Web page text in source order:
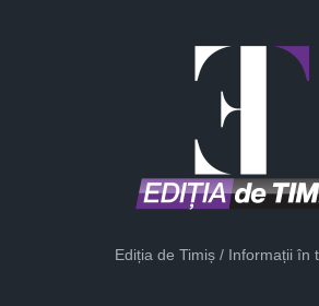
Ediția de Timiș / Informații în